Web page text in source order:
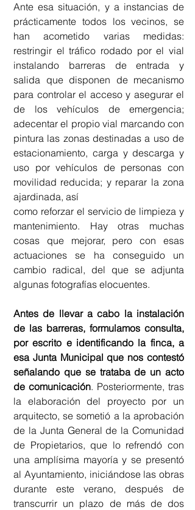
Ante esa situación, y a instancias de
prácticamente todos los vecinos, se
han acometido varias medidas:
restringir el tráfico rodado por el vial
instalando barreras de entrada y
salida que disponen de mecanismo
para controlar el acceso y asegurar el
de los vehículos de emergencia;
adecentar el propio vial marcando con
pintura las zonas destinadas a uso de
estacionamiento, carga y descarga y
uso por vehículos de personas con
movilidad reducida; y reparar la zona
ajardinada, así
como reforzar el servicio de limpieza y
mantenimiento. Hay otras muchas
cosas que mejorar, pero con esas
actuaciones se ha conseguido un
cambio radical, del que se adjunta
algunas fotografías elocuentes.
Antes de llevar a cabo la instalación
de las barreras, formulamos consulta,
por escrito e identificando la finca, a
esa Junta Municipal que nos contestó
señalando que se trataba de un acto
de comunicación. Posteriormente, tras
la elaboración del proyecto por un
arquitecto, se sometió a la aprobación
de la Junta General de la Comunidad
de Propietarios, que lo refrendó con
una amplísima mayoría y se presentó
al Ayuntamiento, iniciándose las obras
durante este verano, después de
transcurrir un plazo de más de dos